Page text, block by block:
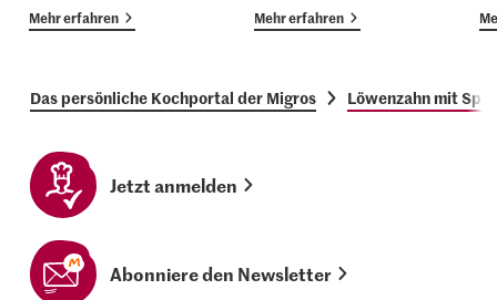
Mehr erfahren Mehr erfahren
Das persönliche Kochportal der Migros Löwenzahn mit
Jetzt anmelden
Abonniere den Newsletter